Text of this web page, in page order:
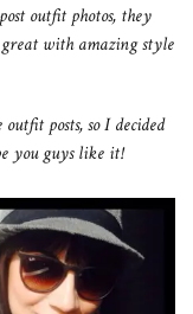
outfit photos, they
with amazing style
outfit posts, so I decided
you guys like it!